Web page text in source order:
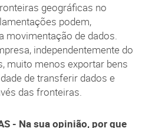
geográficas no
podem,
movimentação de dados.
independentemente do
muito menos exportar bens
de transferir dados e
das fronteiras.
- Na sua opinião, por que